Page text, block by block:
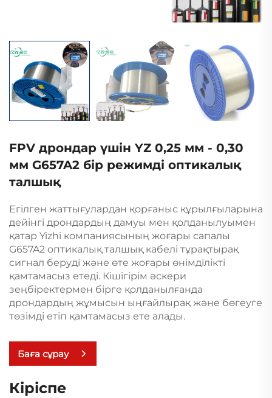
FPV дрондар үшін YZ 0,25 мм - 0,30
мм G657A2 бір режимді оптикалық
талшық
Егілген жаттығулардан қорғаныс құрылғыларына
дейінгі дрондардың дамуы мен қолданылуымен
қатар Yizhi компаниясының жоғары сапалы
G657A2 оптикалық талшық кабелі тұрақтырақ
сигнал беруді және өте жоғары өнімділікті
қамтамасыз етеді. Кішігірім әскери
зеңбіректермен бірге қолданылғанда
дрондардың жұмысын ыңғайлырақ және бөгеуге
төзімді етіп қамтамасыз ете алады.
Баға сұрау
Кіріспе